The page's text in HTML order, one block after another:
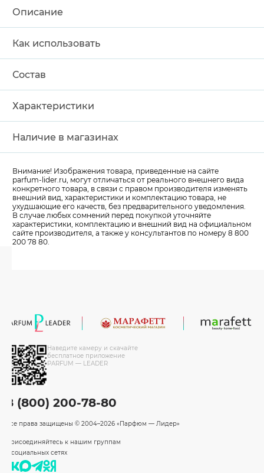
Описание
Как использовать
Состав
Характеристики
Наличие в магазинах
Внимание! Изображения товара, приведенные на сайте
parfum-lider.ru, могут отличаться от реального внешнего вида
конкретного товара, в связи с правом производителя изменять
внешний вид, характеристики и комплектацию товара, не
ухудшающие его качеств, без предварительного уведомления.
В случае любых сомнений перед покупкой уточняйте
характеристики, комплектацию и внешний вид на официальном
сайте производителя, а также у консультантов по номеру 8 800
200 78 80.
Наведите камеру и скачайте
бесплатное приложение
PARFUM — LEADER
8 (800) 200-78-80
Все права защищены © 2004–2026 «Парфюм — Лидер»
Присоединяйтесь к нашим группам
в социальных сетях